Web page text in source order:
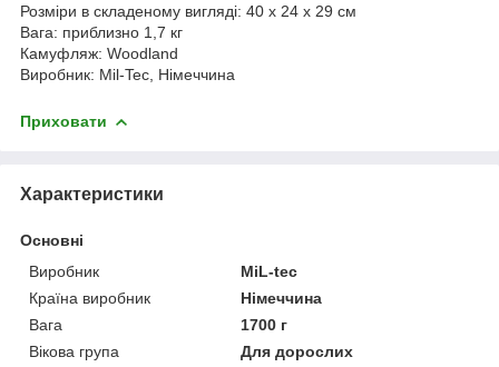
Розміри в складеному вигляді: 40 x 24 x 29 см
Вага: приблизно 1,7 кг
Камуфляж: Woodland
Виробник: Mil-Tec, Німеччина
Приховати
Характеристики
Основні
Виробник
MiL-tec
Країна виробник
Німеччина
Вага
1700 г
Вікова група
Для дорослих